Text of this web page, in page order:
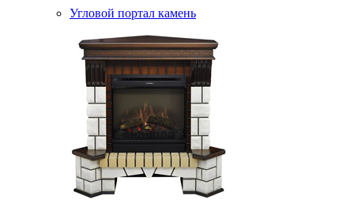
Угловой портал камень